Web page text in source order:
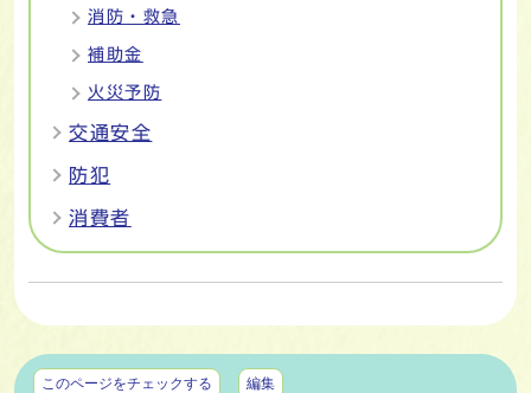
消防・救急
補助金
火災予防
交通安全
防犯
消費者
マイページ
このページをチェックする 編集